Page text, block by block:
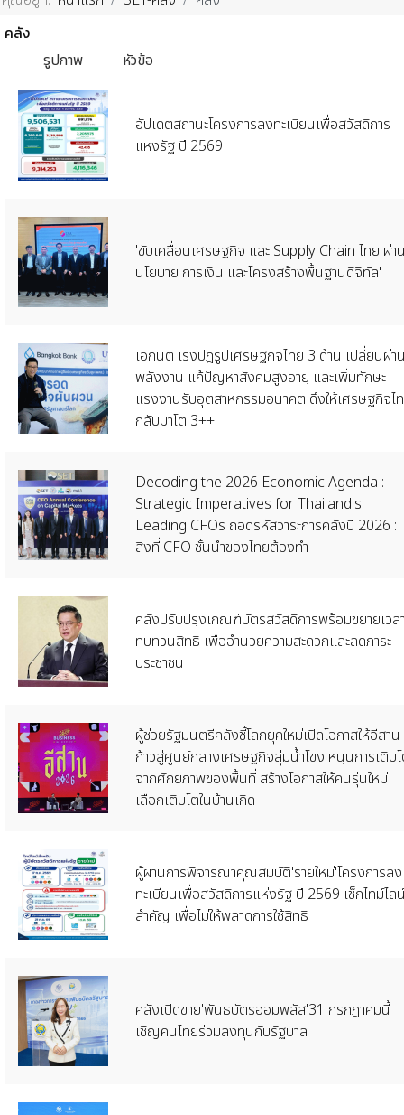
คลัง
รูปภาพ
หัวข้อ
อัปเดตสถานะโครงการลงทะเบียนเพื่อสวัสดิการ
แห่งรัฐ ปี 2569
'ขับเคลื่อนเศรษฐกิจ และ Supply Chain ไทย ผ่า
นโยบาย การเงิน และโครงสร้างพื้นฐานดิจิทัล'
เอกนิติ เร่งปฎิรูปเศรษฐกิจไทย 3 ด้าน เปลี่ยนผ่า
พลังงาน แก้ปัญหาสังคมสูงอายุ และเพิ่มทักษะ
แรงงานรับอุตสาหกรรมอนาคต ดึงให้เศรษฐกิจไ
กลับมาโต 3++
Decoding the 2026 Economic Agenda :
Strategic Imperatives for Thailand's
Leading CFOs ถอดรหัสวาระการคลังปี 2026 :
สิ่งที่ CFO ชั้นนำของไทยต้องทำ
คลังปรับปรุงเกณฑ์บัตรสวัสดิการพร้อมขยายเวล
ทบทวนสิทธิ เพื่ออำนวยความสะดวกและลดภาระ
ประชาชน
ผู้ช่วยรัฐมนตรีคลังชี้โลกยุคใหม่เปิดโอกาสให้อีสาน
ก้าวสู่ศูนย์กลางเศรษฐกิจลุ่มน้ำโขง หนุนการเติบ
จากศักยภาพของพื้นที่ สร้างโอกาสให้คนรุ่นใหม่
เลือกเติบโตในบ้านเกิด
ผู้ผ่านการพิจารณาคุณสมบัติ'รายใหม่'โครงการลง
ทะเบียนเพื่อสวัสดิการแห่งรัฐ ปี 2569 เช็กไทม์ไล
สำคัญ เพื่อไม่ให้พลาดการใช้สิทธิ
คลังเปิดขาย'พันธบัตรออมพลัส'31 กรกฎาคมนี้
เชิญคนไทยร่วมลงทุนกับรัฐบาล